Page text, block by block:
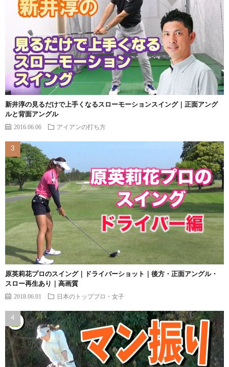
新井淳の見るだけで上手くなるスローモーションスイング｜正面アング
ルと背面アングル
2016.06.06 アイアンの打ち方
原英莉花プロのスイング｜ドライバーショット｜後方・正面アングル・
スロー再生あり｜高画質
2018.06.01 日本のトッププロ・女子